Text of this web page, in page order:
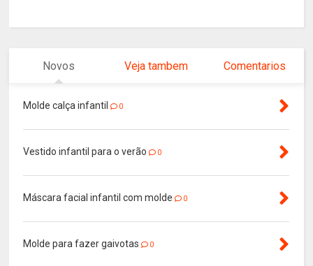
Novos Veja tambem Comentarios
Molde calça infantil 0
Vestido infantil para o verão 0
Máscara facial infantil com molde 0
Molde para fazer gaivotas 0